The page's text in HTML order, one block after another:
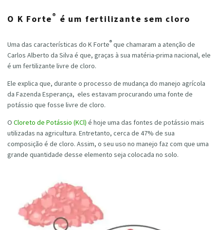
O K Forte® é um fertilizante sem cloro
Uma das características do K Forte® que chamaram a atenção de
Carlos Alberto da Silva é que, graças à sua matéria-prima nacional, ele
é um fertilizante livre de cloro.
Ele explica que, durante o processo de mudança do manejo agrícola
da Fazenda Esperança, eles estavam procurando uma fonte de
potássio que fosse livre de cloro.
O Cloreto de Potássio (KCl) é hoje uma das fontes de potássio mais
utilizadas na agricultura. Entretanto, cerca de 47% de sua
composição é de cloro. Assim, o seu uso no manejo faz com que uma
grande quantidade desse elemento seja colocada no solo.